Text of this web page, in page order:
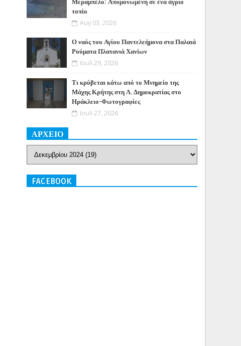
Μεραμπέλο: Απομονωμένη σε ένα άγριο
τοπίο
Αυγ 03, 2026
Ο ναός του Αγίου Παντελεήμονα στα Παλαιά
Ρούματα Πλατανιά Χανίων
Ιουλ 29, 2026
Τι κρύβεται κάτω από το Μνημείο της
Μάχης Κρήτης στη Λ. Δημοκρατίας στο
Ηράκλειο-Φωτογραφίες
Ιουλ 27, 2026
ΑΡΧΕΙΟ
FACEBOOK